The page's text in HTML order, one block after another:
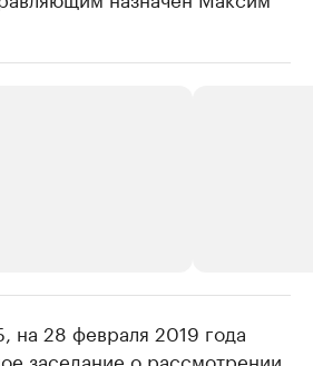
и
Страховые
28 февраля 2019 года
заседание о рассмотрении